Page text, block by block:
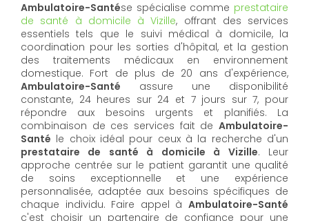
Ambulatoire-Santése spécialise comme prestataire
de santé à domicile à Vizille, offrant des services
essentiels tels que le suivi médical à domicile, la
coordination pour les sorties d'hôpital, et la gestion
des traitements médicaux en environnement
domestique. Fort de plus de 20 ans d'expérience,
Ambulatoire-Santé assure une disponibilité
constante, 24 heures sur 24 et 7 jours sur 7, pour
répondre aux besoins urgents et planifiés. La
combinaison de ces services fait de Ambulatoire-
Santé le choix idéal pour ceux à la recherche d'un
prestataire de santé à domicile à Vizille. Leur
approche centrée sur le patient garantit une qualité
de soins exceptionnelle et une expérience
personnalisée, adaptée aux besoins spécifiques de
chaque individu. Faire appel à Ambulatoire-Santé
c'est choisir un partenaire de confiance pour une